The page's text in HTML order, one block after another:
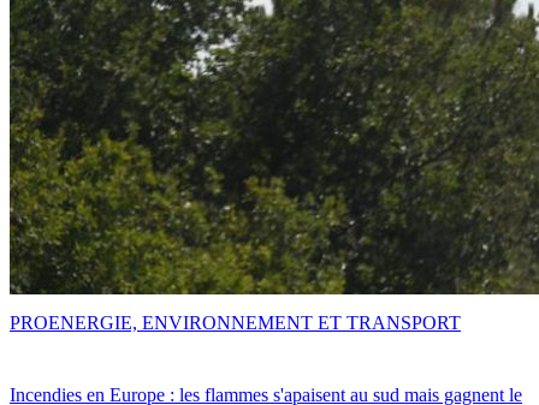
Incendies en Europe : les flammes s'apaisent au sud mais gagnent le
PROENERGIE, ENVIRONNEMENT ET TRANSPORT